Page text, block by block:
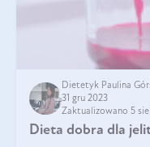
Dietetyk Paulina
31 gru 2023
Zaktualizowano 5
Dieta dobra dla